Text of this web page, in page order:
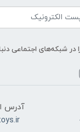
در شبکه‌های اجتماعی
آدرس